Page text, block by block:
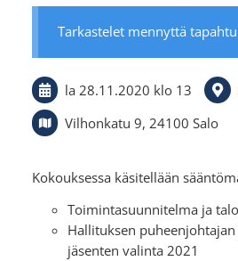
Tarkastelet mennyttä
la 28.11.2020 klo 13
Vilhonkatu 9, 24100 Salo
Kokouksessa käsitellään
Toimintasuunnitelma ja
Hallituksen
jäsenten valinta 2021